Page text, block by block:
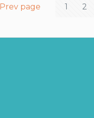
Prev page 1 2